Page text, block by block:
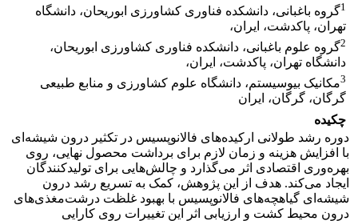
1گروه باغبانی، دانشکده فناوری کشاورزی ابوریحان، دانشگاه
تهران، پاکدشت، ایران،
2گروه علوم باغبانی، دانشکده فناوری کشاورزی ابوریحان،
دانشگاه تهران، پاکدشت، ایران،
3مکانیک بیوسیستم، دانشگاه علوم کشاورزی و منابع طبیعی
گرگان، گرگان، ایران
چکیده
دوره رشد طولانی ارکیده‌های فالانوپسیس در تکثیر درون شیشه‌ای
با افزایش هزینه‌ و زمان لازم برای برداشت محصول نهایی، روی
بهره‌وری اقتصادی اثر می‌گذارد و چالش‌هایی برای تولیدکنندگان
ایجاد می‌کند. هدف از این پژوهش، کمک به تسریع رشد درون
شیشه‌ای گیاهچه‌های فالانوپسیس با بهبود غلظت درشت‌مغذی‌های
درون محیط کشت و ارزیابی اثر این تغییرات روی کارایی